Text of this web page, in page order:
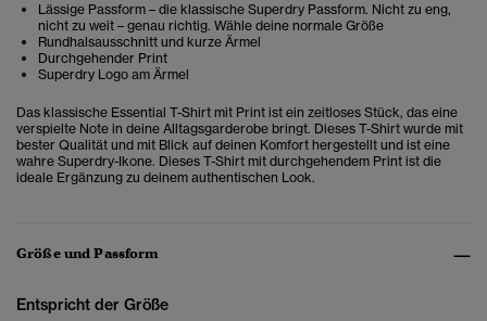
Lässige Passform – die klassische Superdry Passform. Nicht zu eng,
nicht zu weit – genau richtig. Wähle deine normale Größe
Rundhalsausschnitt und kurze Ärmel
Durchgehender Print
Superdry Logo am Ärmel
Das klassische Essential T-Shirt mit Print ist ein zeitloses Stück, das eine
verspielte Note in deine Alltagsgarderobe bringt. Dieses T-Shirt wurde mit
bester Qualität und mit Blick auf deinen Komfort hergestellt und ist eine
wahre Superdry-Ikone. Dieses T-Shirt mit durchgehendem Print ist die
ideale Ergänzung zu deinem authentischen Look.
Größe und Passform
Entspricht der Größe